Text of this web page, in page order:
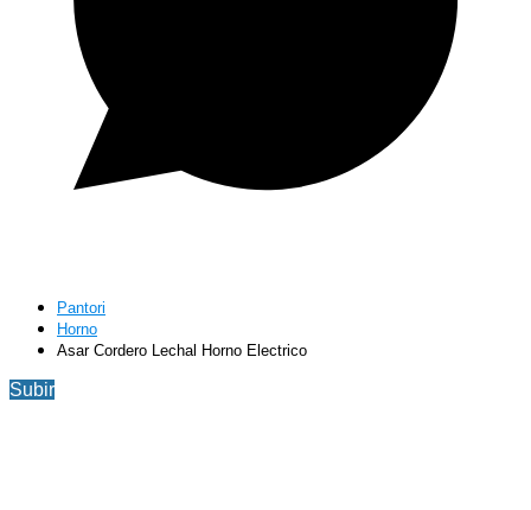
Pantori
Horno
Asar Cordero Lechal Horno Electrico
Subir